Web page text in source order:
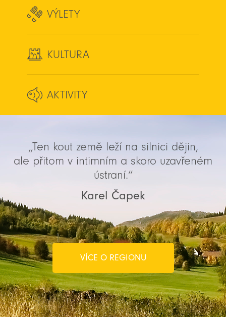
VÝLETY
KULTURA
AKTIVITY
„Ten kout země leží na silnici dějin,
ale přitom v intimním a skoro uzavřeném
ústraní.“
Karel Čapek
VÍCE O REGIONU